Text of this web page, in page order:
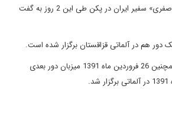
امنیت ملی، «حمیدرضا عسگری» مشاور وزارت امور خارجه، «رسول موحدیان» سفیر سابق ایران در لندن و «مهدی صفری» سفیر ایران در پکن طی این 2 روز به گفت
تیر ماه 1387، مهر ماه 1388، آذر ماه 1389 به ترتیب مذاکرات ژنو یک، دو و سه برگزار و استانبول بهمن 1389 و همچنین 26 فروردین ماه 1391 میزبان دور بعدی